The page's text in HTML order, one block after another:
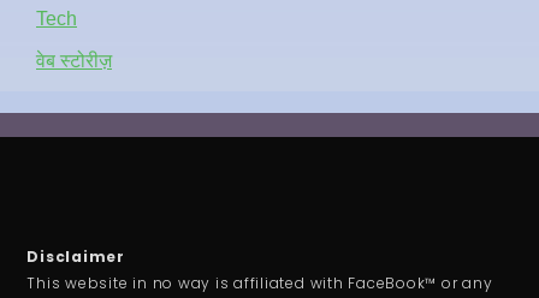
Tech
वेब स्टोरीज़
Disclaimer
This website in no way is affiliated with FaceBook™ or any